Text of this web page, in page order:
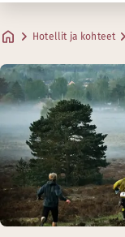
Hotellit ja kohteet